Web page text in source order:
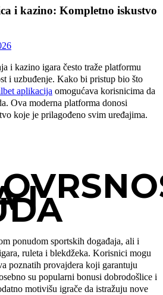
i kazino: Kompletno iskustvo
i kazino igara često traže platformu
i uzbuđenje. Kako bi pristup bio što
aplikacija omogućava korisnicima da
Ova moderna platforma donosi
koje je prilagođeno svim uređajima.
I
ponudom sportskih događaja, ali i
ruleta i blekdžeka. Korisnici mogu
poznatih provajdera koji garantuju
su popularni bonusi dobrodošlice i
motivišu igrače da istražuju nove